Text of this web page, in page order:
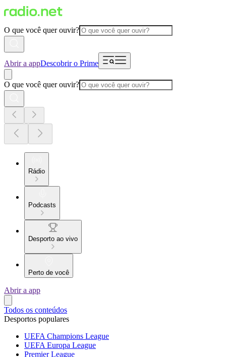
O que você quer ouvir?
Abrir a appDescobrir o Prime
O que você quer ouvir?
Rádio
Podcasts
Desporto ao vivo
Perto de você
Abrir a app
Todos os conteúdos
Desportos populares
UEFA Champions League
UEFA Europa League
Premier League